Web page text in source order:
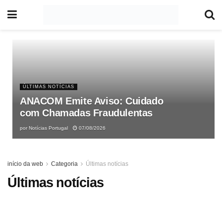
ÚLTIMAS NOTÍCIAS
ANACOM Emite Aviso: Cuidado
com Chamadas Fraudulentas
por Notícias Portugal 07/08/2026
início da web Categoria Últimas notícias
Últimas notícias